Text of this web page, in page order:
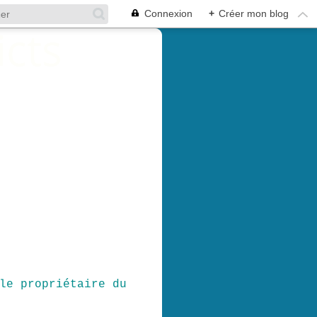
Connexion + Créer mon blog
propriétaire du